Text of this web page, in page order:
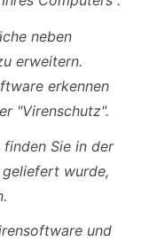
neben
erweitern.
erkennen
"Virenschutz".
Sie in der
wurde,
und